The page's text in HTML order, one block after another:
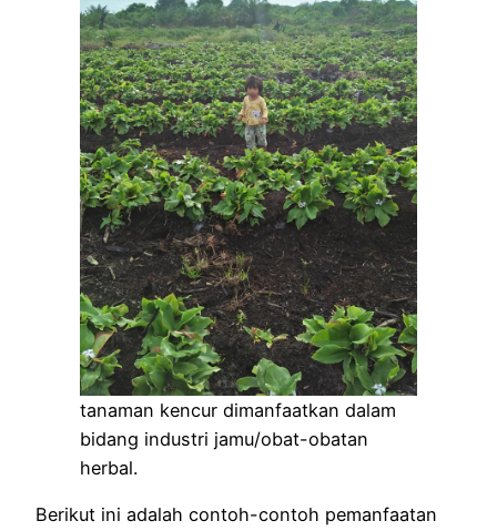
tanaman kencur dimanfaatkan dalam
bidang industri jamu/obat-obatan
herbal.
Berikut ini adalah contoh-contoh pemanfaatan